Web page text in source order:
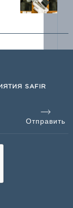
SAFIR